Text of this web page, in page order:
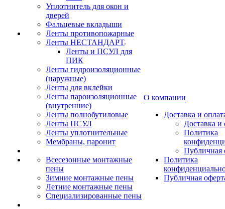
Уплотнитель для окон и
дверей
Фальцевые вкладыши
Ленты противопожарные
Ленты НЕСТАНДАРТ
Ленты и ПСУЛ для
ПИК
Ленты гидроизоляционные
(наружные)
Ленты для вклейки
Ленты пароизоляционные
(внутренние)
Ленты полнобутиловые
Ленты ПСУЛ
Ленты уплотнительные
Мембраны, паронит
Всесезонные монтажные
пены
Зимние монтажные пены
Летние монтажные пены
Специализированные пены
О компании
Доставка и
Доставка и
Политика
Публичная
Политика
Публичная